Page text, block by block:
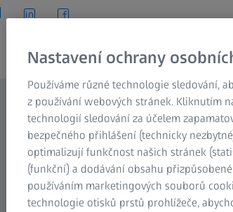
Nastavení ochrany
Používáme různé technologie sledování,
z používání webových stránek. Kliknutím
technologií sledování za účelem
bezpečného přihlášení (technicky
optimalizují funkčnost našich stránek
(funkční) a dodávání obsahu
používáním marketingových souborů
technologie otisků prstů prohlížeče,